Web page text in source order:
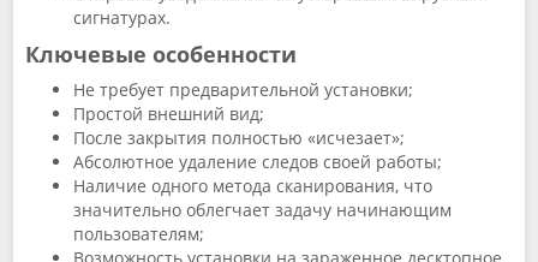
сигнатурах.
Ключевые особенности
Не требует предварительной установки;
Простой внешний вид;
После закрытия полностью «исчезает»;
Абсолютное удаление следов своей работы;
Наличие одного метода сканирования, что
значительно облегчает задачу начинающим
пользователям;